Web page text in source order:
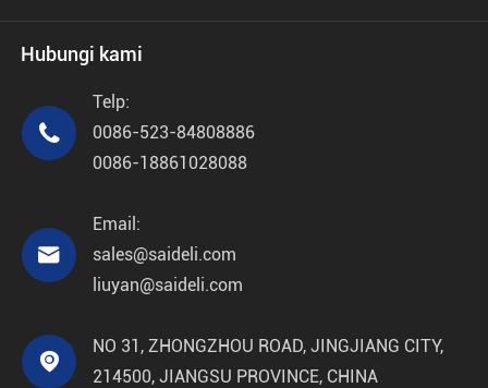
Hubungi kami

Telp:
0086-523-84808886
0086-18861028088

Email:
sales@saideli.com
liuyan@saideli.com

NO 31, ZHONGZHOU ROAD, JINGJIANG CITY,
214500, JIANGSU PROVINCE, CHINA